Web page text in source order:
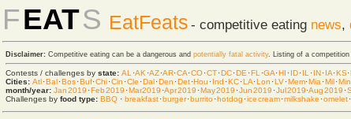
FEATS EatFeats - competitive eating news,
Disclaimer: Competitive eating can be a dangerous and potentially fatal activity. Listing of a
Contests / challenges by state: AL ·AK ·AZ·AR·CA·CO·CT·DC·DE ·FL ·GA·HI ·ID·IL ·IN·IA·KS·
Cities: Atl·Bal·Bos·Buf·Chi·Cin ·Cle ·Dal·Den ·Det·Hou ·Ind ·KC·LA·Lon ·LV·Mem·Mia ·Mil·Min
month/year: Jan 2019 ·Feb 2019 ·Mar 2019 ·Apr 2019 ·May 2019 ·Jun 2019 ·Jul 2019·Aug 2019 ·
Challenges by food type: BBQ · breakfast·burger·burrito·hot dog ·ice cream·milkshake ·omelet·